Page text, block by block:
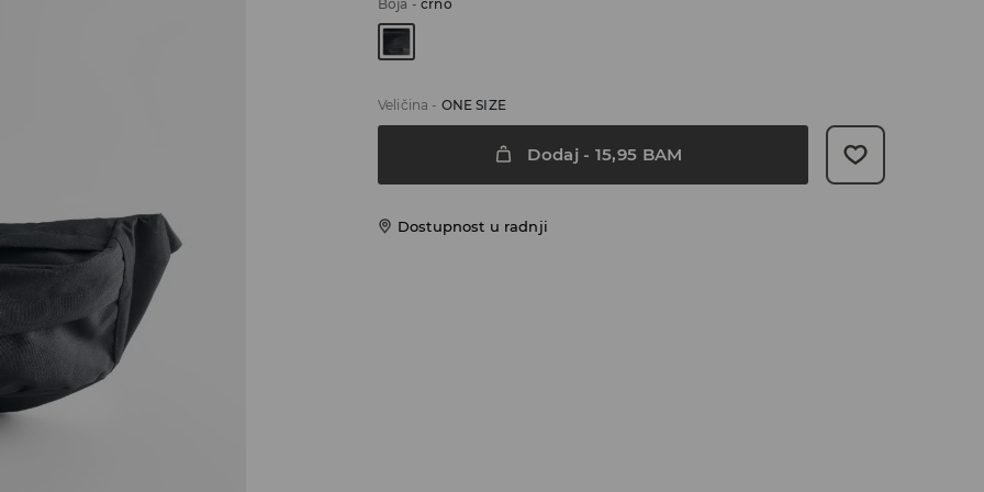
Boja -crno
Veličina - ONE SIZE
Dodaj- 15,95 BAM
Dostupnost u radnji